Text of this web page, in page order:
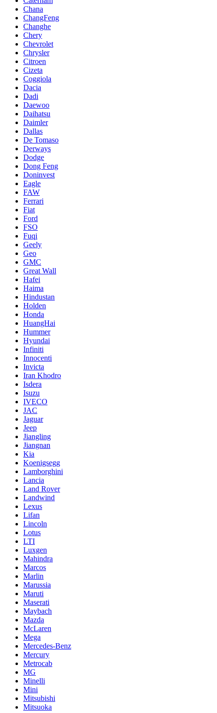
Chana
ChangFeng
Changhe
Chery
Chevrolet
Chrysler
Citroen
Cizeta
Coggiola
Dacia
Dadi
Daewoo
Daihatsu
Daimler
Dallas
De Tomaso
Derways
Dodge
Dong Feng
Doninvest
Eagle
FAW
Ferrari
Fiat
Ford
FSO
Fuqi
Geely
Geo
GMC
Great Wall
Hafei
Haima
Hindustan
Holden
Honda
HuangHai
Hummer
Hyundai
Infiniti
Innocenti
Invicta
Iran Khodro
Isdera
Isuzu
IVECO
JAC
Jaguar
Jeep
Jiangling
Jiangnan
Kia
Koenigsegg
Lamborghini
Lancia
Land Rover
Landwind
Lexus
Lifan
Lincoln
Lotus
LTI
Luxgen
Mahindra
Marcos
Marlin
Marussia
Maruti
Maserati
Maybach
Mazda
McLaren
Mega
Mercedes-Benz
Mercury
Metrocab
MG
Minelli
Mini
Mitsubishi
Mitsuoka